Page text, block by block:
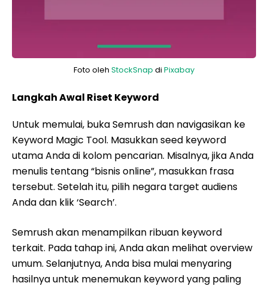
Foto oleh StockSnap di Pixabay
Langkah Awal Riset Keyword
Untuk memulai, buka Semrush dan navigasikan ke
Keyword Magic Tool. Masukkan seed keyword
utama Anda di kolom pencarian. Misalnya, jika Anda
menulis tentang “bisnis online”, masukkan frasa
tersebut. Setelah itu, pilih negara target audiens
Anda dan klik ‘Search’.
Semrush akan menampilkan ribuan keyword
terkait. Pada tahap ini, Anda akan melihat overview
umum. Selanjutnya, Anda bisa mulai menyaring
hasilnya untuk menemukan keyword yang paling